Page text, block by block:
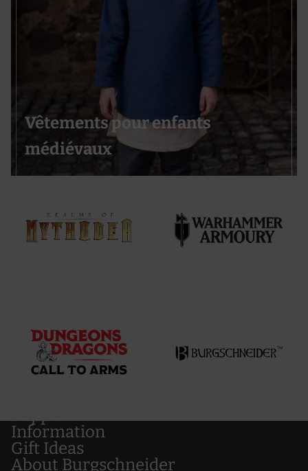
Vêtements pour enfants
médiévaux
Information
Gift Ideas
About Burgschneider